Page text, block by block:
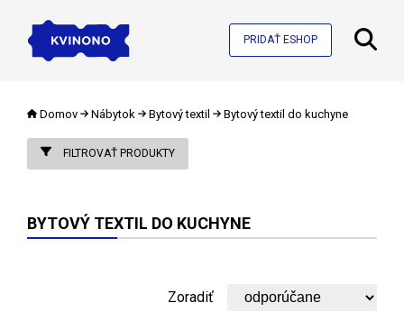
PRIDAŤ ESHOP
Domov Nábytok Bytový textil Bytový textil do kuchyne
FILTROVAŤ PRODUKTY
BYTOVÝ TEXTIL DO KUCHYNE
Zoradiť